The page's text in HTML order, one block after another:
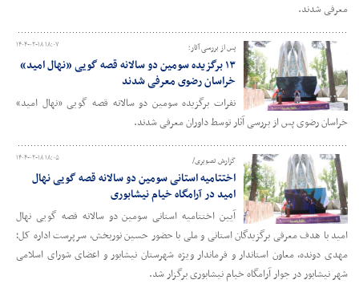
معرفی شدند.
۱۴۰۴-۰۲-۱۸ ۱۸:۰۷ پس از بررسی آثار؛
۱۳ برگزیده سومین دو سالانه قصه گویی «نهال امید»
خراسان رضوی معرفی شدند
نفرات برگزیده سومین دو سالانه قصه گویی «نهال امید»
خراسان رضوی پس از بررسی آثار توسط داوران معرفی شدند.
۱۴۰۴-۰۲-۱۸ ۱۸:۰۵ گزارش تصویری/
اختتامیه استانی سومین دو سالانه قصه گویی نهال
امید در آرامگاه خیام نیشابوری
آیین اختتامیه استانی سومین دو سالانه قصه گویی نهال
امید با هدف معرفی برگزیدگان استانی و ملی با حضور حسین نوربخش، سرپرست اداره کل؛
مهدی دونده، معاون استاندار و فرماندار ویژه شهرستان نیشابور و اعضای شورای اسلامی
شهر نیشابور در جوار آرامگاه خیام نیشابوری برگزار شد.